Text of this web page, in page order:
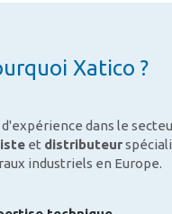
Xatico ?
d'expérience dans le
et distributeur
industriels en Europe.